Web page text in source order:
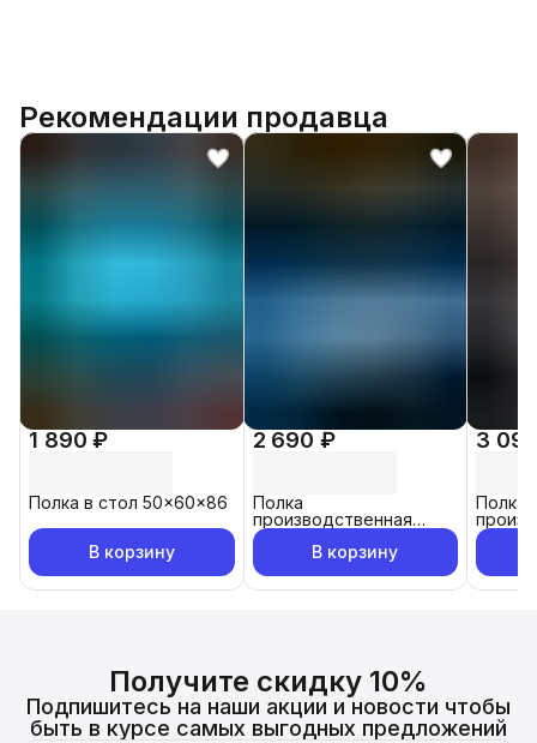
Рекомендации продавца
1 890 ₽
Полка в стол 50x60x86
В корзину
2 690 ₽
Полка
производственная
навесная 60х30 см
В корзину
3
Полка
Получите скидку 10%
Подпишитесь на наши акции и новости чтобы
быть в курсе самых выгодных предложений